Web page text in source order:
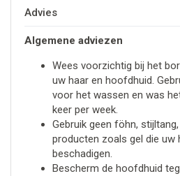
Advies
Algemene adviezen
Wees voorzichtig bij het
uw haar en hoofdhuid.
voor het wassen en was
keer per week.
Gebruik geen föhn,
producten zoals gel die uw
beschadigen.
Bescherm de hoofdhuid